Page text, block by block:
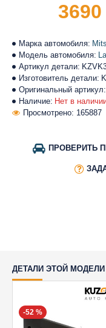
Наличие: Нет в
Марка автомобиля:
Модель автомобиля:
Артикул детали:
Изготовитель детали:
Оригинальный артикул:
Просмотрено: 165887
ПРОВЕРИТЬ
ДЕТАЛИ ЭТОЙ
-52 %